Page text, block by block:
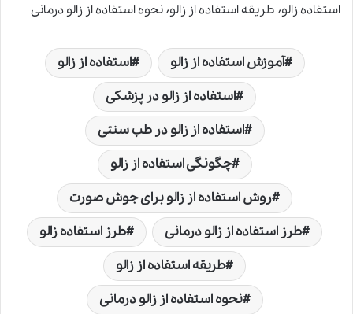
استفاده زالو٬ طریقه استفاده از زالو٬ نحوه استفاده از زالو درمانی
آموزش استفاده از زالو
استفاده از زالو
استفاده از زالو در پزشکی
استفاده از زالو در طب سنتی
چگونگی استفاده از زالو
روش استفاده از زالو برای جوش صورت
طرز استفاده از زالو درمانی
طرز استفاده زالو
طریقه استفاده از زالو
نحوه استفاده از زالو درمانی